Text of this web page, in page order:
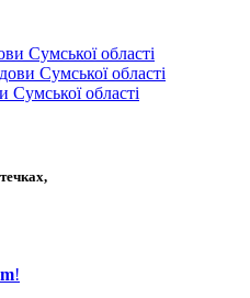
Сумської області
Сумської області
Сумської області
!